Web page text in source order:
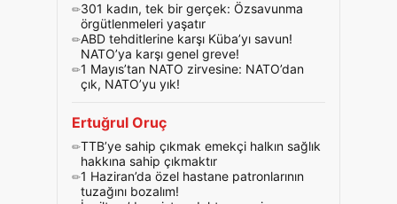
301 kadın, tek bir gerçek: Özsavunma
örgütlenmeleri yaşatır
ABD tehditlerine karşı Küba’yı savun!
NATO’ya karşı genel greve!
1 Mayıs’tan NATO zirvesine: NATO’dan
çık, NATO’yu yık!
Ertuğrul Oruç
TTB’ye sahip çıkmak emekçi halkın sağlık
hakkına sahip çıkmaktır
1 Haziran’da özel hastane patronlarının
tuzağını bozalım!